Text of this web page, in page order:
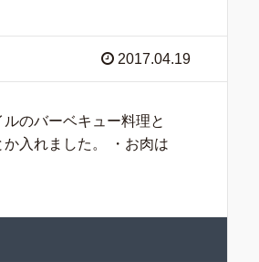
2017.04.19
のバーベキュー料理と
入れました。 ・お肉は